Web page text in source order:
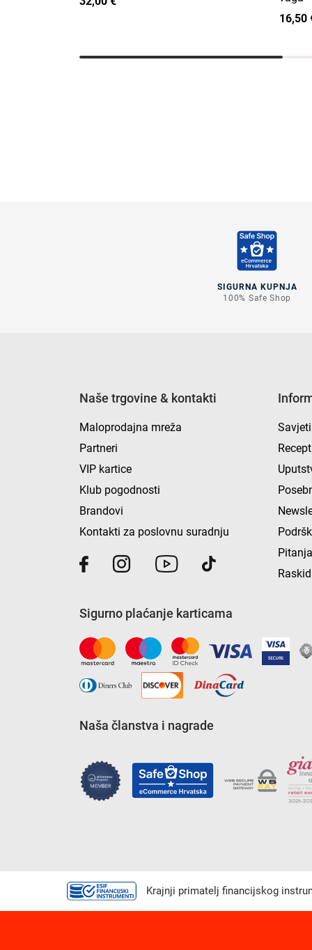
16,50
SIGURNA KUPNJA
100% Safe Shop
Naše trgovine & kontakti
Maloprodajna mreža
Partneri
VIP kartice
Klub pogodnosti
Brandovi
Kontakti za poslovnu suradnju
Sigurno plaćanje karticama
Naša članstva i nagrade
Krajnji primatelj financijskog